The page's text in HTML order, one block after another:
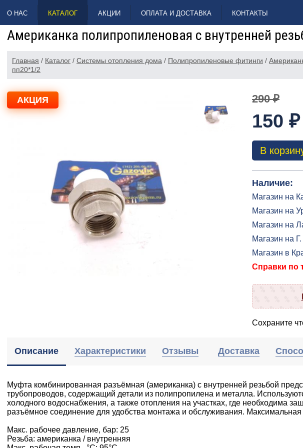
НАВЕРХ
О НАС КАТАЛОГ АКЦИИ ОПЛАТА И ДОСТАВКА КОНТАКТЫ
Американка полипропиленовая с внутренней
Главная / Каталог / Системы отопления дома / Полипропиленовые фитинги /
пп20*1/2
АКЦИЯ 290 ₽
150 ₽
В
Наличие:
Магазин на
Магазин на
Магазин на
Магазин на
Магазин в
Справки по
Сохраните
Описание Характеристики Отзывы Доставка
Муфта комбинированная разъёмная (американка) с внутренней резьбой
трубопроводов, содержащий детали из полипропилена и металла.
холодного водоснабжения, а также отопления на участках, где необходима
разъёмное соединение для удобства монтажа и обслуживания.
Макс. рабочее давление, бар: 25
Резьба: американка / внутренняя